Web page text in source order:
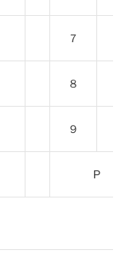
７
８
９
P